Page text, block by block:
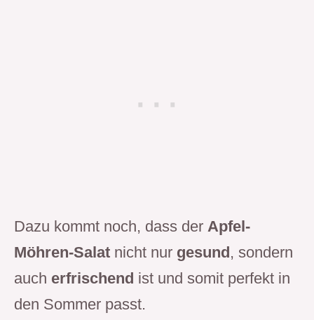
Dazu kommt noch, dass der Apfel-
Möhren-Salat nicht nur gesund, sondern
auch erfrischend ist und somit perfekt in
den Sommer passt.